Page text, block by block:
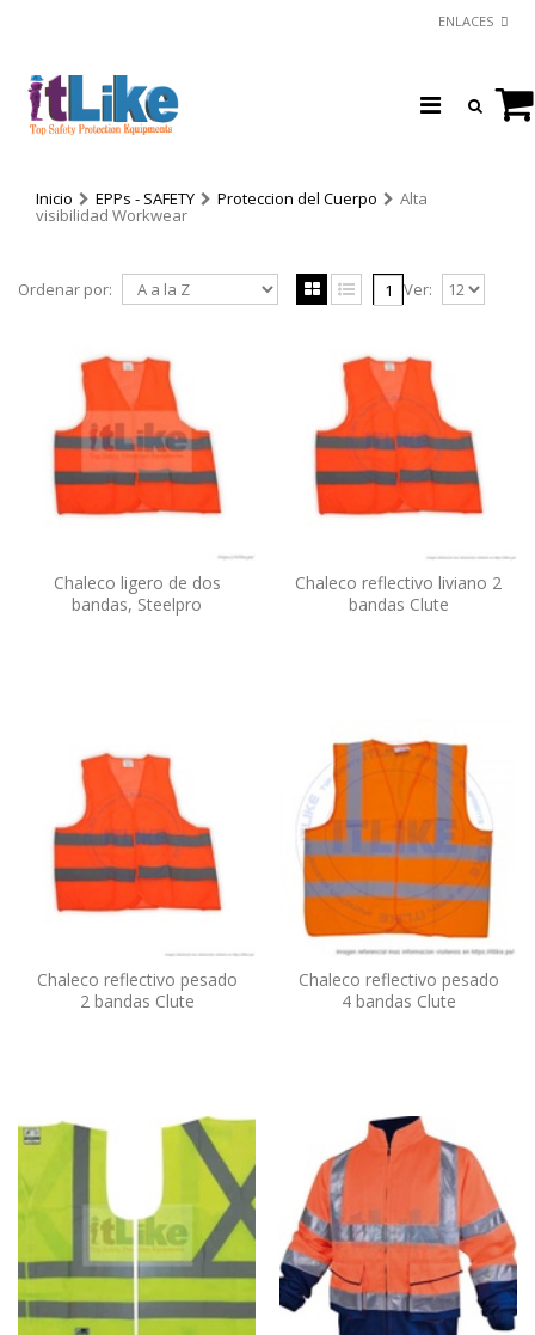
ENLACES
Inicio EPPs - SAFETY Proteccion del Cuerpo Alta
visibilidad Workwear
Ordenar por: 1 Ver:
Chaleco ligero de dos
bandas, Steelpro
Chaleco reflectivo liviano 2
bandas Clute
Chaleco reflectivo pesado
2 bandas Clute
Chaleco reflectivo pesado
4 bandas Clute